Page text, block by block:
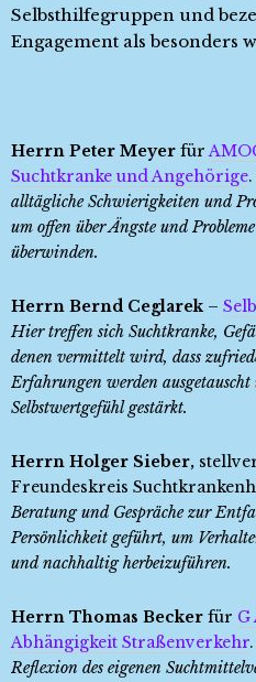
Selbsthilfegruppen und
Engagement als besonders
Herrn Peter Meyer für
Suchtkranke und Angehörige.
alltägliche Schwierigkeiten und
um offen über Ängste und
überwinden.
Herrn Bernd Ceglarek–
Hier treffen sich Suchtkranke,
denen vermittelt wird, dass
Erfahrungen werden
Selbstwertgefühl gestärkt.
Herrn Holger Sieber,
Freundeskreis
Beratung und Gespräche zur
Persönlichkeit geführt, um
und nachhaltig herbeizuführen.
Herrn Thomas Becker für G
Abhängigkeit Straßenverkehr.
Reflexion des eigenen